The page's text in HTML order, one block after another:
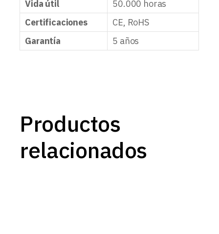
Vida útil
50.000 horas
Certificaciones
CE, RoHS
Garantía
5 años
Productos
relacionados